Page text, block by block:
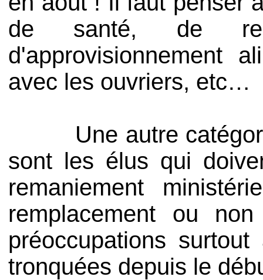
de santé, de
d'approvisionnement
avec les ouvriers, etc…
Une autre catégorie
sont les élus qui
remaniement
remplacement ou
préoccupations
tronquées depuis le